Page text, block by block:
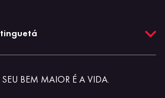
SEU BEM MAIOR É A VIDA.